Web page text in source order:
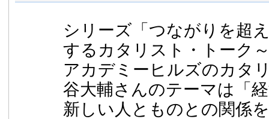
シリーズ「つながりを超
するカタリスト・トーク
アカデミーヒルズのカタ
谷大輔さんのテーマは「
新しい人とものとの関係